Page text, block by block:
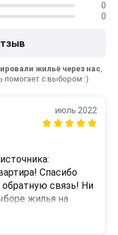
0
0
жильё через нас,
помогает с выбором :)
июль 2022
Спасибо
обратную связь! Ни
жилья на